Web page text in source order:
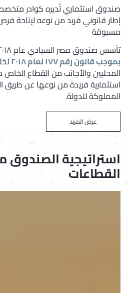
صندوق استثماري تُديره كوادر
إطار قانوني فريد من نوعه لإتاحة
مسبوقة
تأسس صندوق مصر السيادي عام ٢٠١٨ كصندوق استثمار خاص
بموجب قانون رقم ١٧٧ لعام ٢٠١٨
المحليين والأجانب من القطاع
استثمارية فريدة من نوعها عن طريق
المملوكة للدولة.
عرض المزيد
استراتيجية الصندوق
القطاعات